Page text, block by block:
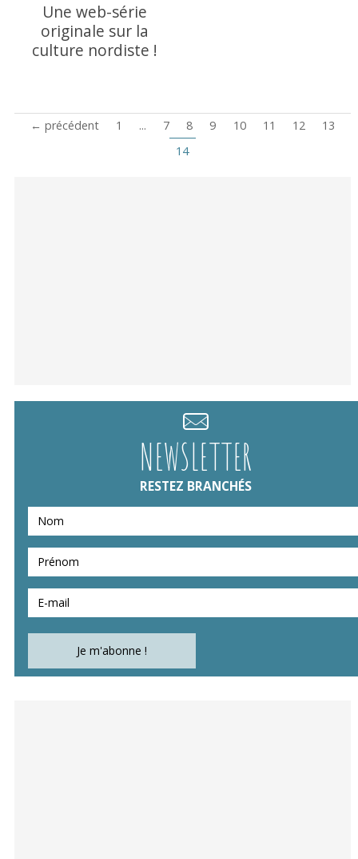
Une web-série
originale sur la
culture nordiste !
← précédent 1 ... 7 8 9 10 11 12
13
14
NEWSLETTER
RESTEZ BRANCHÉS